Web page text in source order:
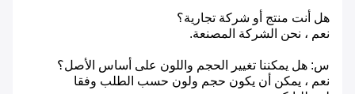
هل أنت منتج أو شركة تجارية؟
نعم ، نحن الشركة المصنعة.
س: هل يمكننا تغيير الحجم واللون على أساس الأصل؟
نعم ، يمكن أن يكون حجم ولون حسب الطلب وفقا